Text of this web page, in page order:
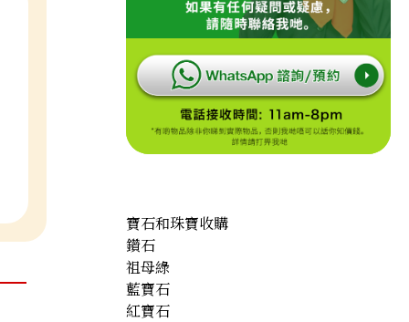
寶石和珠寶收購
鑽石
祖母綠
藍寶石
紅寶石